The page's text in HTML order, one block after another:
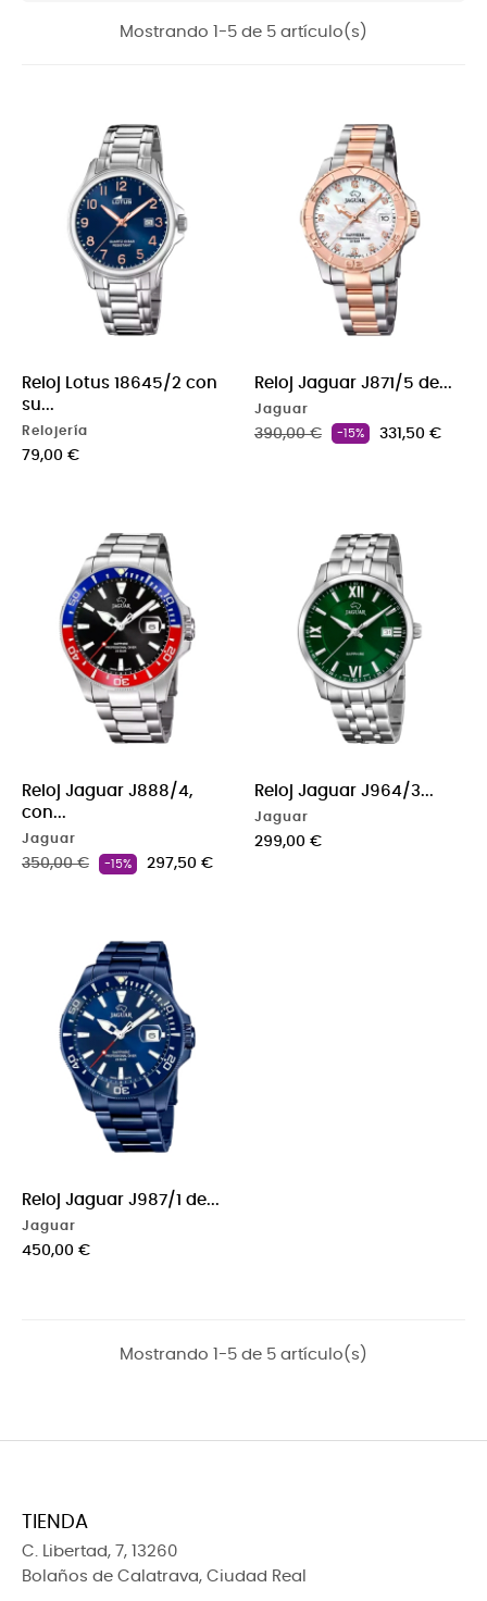
Mostrando 1-5 de 5 artículo(s)
Reloj Lotus 18645/2 con
su...
Relojería
Precio
79,00 €
Reloj Jaguar J871/5 de...
Jaguar
Precio base
390,00 € -15% Precio
331,50 €
Reloj Jaguar J888/4,
con...
Jaguar
Precio base
350,00 € -15% Precio
297,50 €
Reloj Jaguar J964/3...
Jaguar
Precio
299,00 €
Reloj Jaguar J987/1 de...
Jaguar
Precio
450,00 €
Mostrando 1-5 de 5 artículo(s)
TIENDA
C. Libertad, 7, 13260
Bolaños de Calatrava, Ciudad Real